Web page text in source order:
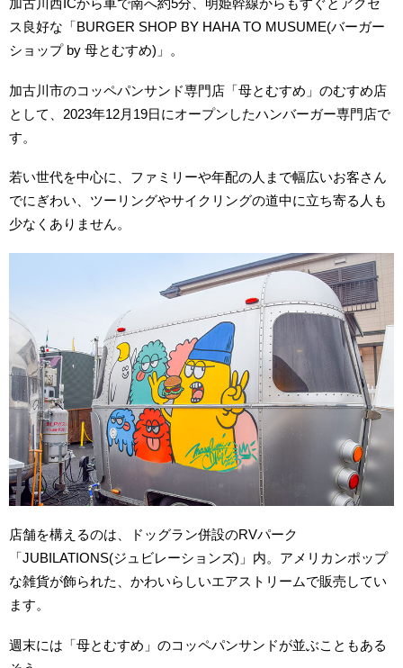
加古川西ICから車で南へ約5分、明姫幹線からもすぐとアクセ
ス良好な「BURGER SHOP BY HAHA TO MUSUME(バーガー
ショップ by 母とむすめ)」。
加古川市のコッペパンサンド専門店「母とむすめ」のむすめ店
として、2023年12月19日にオープンしたハンバーガー専門店で
す。
若い世代を中心に、ファミリーや年配の人まで幅広いお客さん
でにぎわい、ツーリングやサイクリングの道中に立ち寄る人も
少なくありません。
店舗を構えるのは、ドッグラン併設のRVパーク
「JUBILATIONS(ジュビレーションズ)」内。アメリカンポップ
な雑貨が飾られた、かわいらしいエアストリームで販売してい
ます。
週末には「母とむすめ」のコッペパンサンドが並ぶこともある